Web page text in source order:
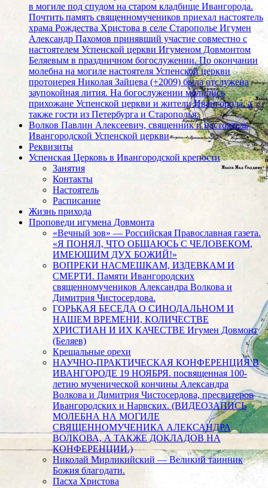
в могиле под спудом на старом кладбище Ивангорода.
Почтить память священномучеников приехал настоятель
храма Рождества Христова в селе Старополье Игумен
Александр Пахомов принявший участие совместно с
настоятелем Успенской церкви Игуменом Довмонтом
Беляевым в праздничном богослужении. По окончании
молебна на могиле настоятеля Успенской церкви
протоиерея Николая Зайцева (+2009) была отслужена
заупокойная лития. На богослужении молились
прихожане Успенской церкви и жители Ивангорода, а
также гости из Петербурга и Старополья.
Волков Павлин Алексеевич, священник и настоятель
Ивангородской Успенской церкви
Реквизиты
Успенская Церковь в Ивангородской крепости
Занятия
Контакты
Настоятель
Расписание
Жизнь прихода
Проповеди игумена Довмонта
«Вечный зов» — Российская Православная газета.
«Я ПОНЯЛ, ЧТО ОБЩАЮСЬ С ЧЕЛОВЕКОМ,
ИМЕЮЩИМ ДУХ БОЖИЙ!»
ВОПРЕКИ НАСМЕШКАМ, ИЗДЕВКАМ И
СМЕРТИ. Памяти Ивангородских
священномучеников Александра Волкова и
Димитрия Чистосердова.
ГОРЬКАЯ БЕСЕДА О СИНОДАЛЬНОМ И
НАШЕМ ВРЕМЕНИ, КОЛИЧЕСТВЕ
ХРИСТИАН И ИХ КАЧЕСТВЕ Игумен Довмонт
(Беляев)
Крещальные орехи
НАУЧНО-ПРАКТИЧЕСКАЯ КОНФЕРЕНЦИЯ В
ИВАНГОРОДЕ 19 НОЯБРЯ. посвященная 100-
летию мученической кончины Александра
Волкова и Димитрия Чистосердова, пресвитеров
Ивангородских и Нарвских. (ВИДЕОЗАПИСЬ
МОЛЕБНА НА МОГИЛЕ
СВЯЩЕННОМУЧЕНИКА АЛЕКСАНДРА
ВОЛКОВА, А ТАКЖЕ ДОКЛАДОВ НА
КОНФЕРЕНЦИИ.)
Николай Мирликийский — Великий таинник
Божия благодати.
Пасха Христова